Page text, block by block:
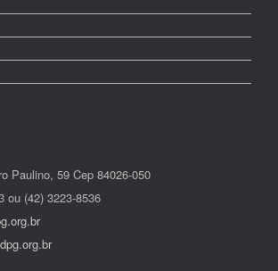
Paulino, 59 Cep 84026-050
ou (42) 3223-8536